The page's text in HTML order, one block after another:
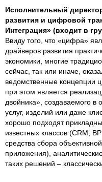
Исполнительный
развития и цифровой
Интеграция» (входит в
Ввиду того, что «цифра»
драйверов развития
экономики, многие
сейчас, так или иначе,
ведомственные концепции
при этом является
двойника», создаваемого в
услуг, изделий или даже
хорошо подходят
известных классов (CRM,
средства сбора
приложения),
таких решений –